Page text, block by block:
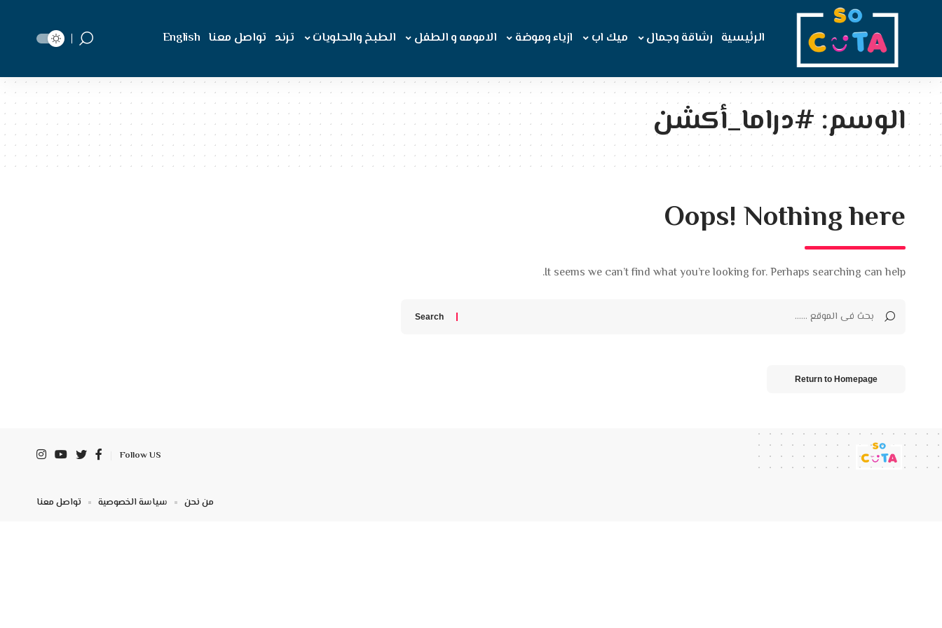
الرئيسية رشاقة وجمال ميك اب ازياء وموضة الامومه و الطفل الطبخ والحلويات ترند تواصل معنا English
الوسم:#دراما_أكشن
Oops! Nothing here
It seems we can’t find what you’re looking for. Perhaps searching can help.
Return to Homepage
Follow US
من نحن سياسة الخصوصية تواصل معنا